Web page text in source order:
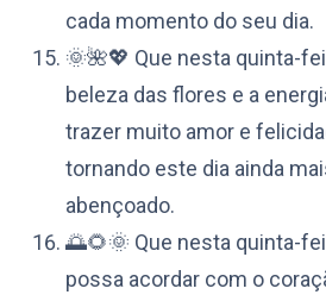
cada momento do seu dia.
🌞🌺💖 Que nesta quinta-
beleza das flores e a
trazer muito amor e
tornando este dia ainda
abençoado.
🌅🌻🌞 Que nesta quinta-
possa acordar com o